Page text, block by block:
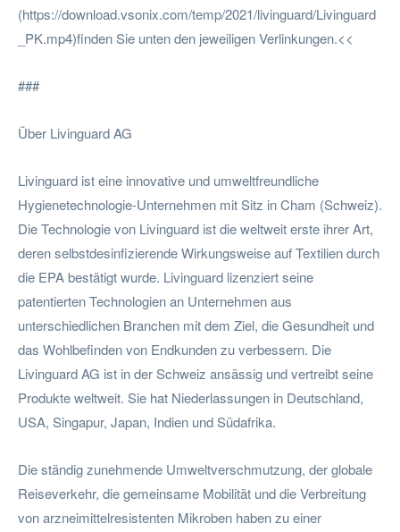
(https://download.vsonix.com/temp/2021/livinguard/Livinguard
_PK.mp4)finden Sie unten den jeweiligen Verlinkungen.<<
###
Über Livinguard AG
Livinguard ist eine innovative und umweltfreundliche
Hygienetechnologie-Unternehmen mit Sitz in Cham (Schweiz).
Die Technologie von Livinguard ist die weltweit erste ihrer Art,
deren selbstdesinfizierende Wirkungsweise auf Textilien durch
die EPA bestätigt wurde. Livinguard lizenziert seine
patentierten Technologien an Unternehmen aus
unterschiedlichen Branchen mit dem Ziel, die Gesundheit und
das Wohlbefinden von Endkunden zu verbessern. Die
Livinguard AG ist in der Schweiz ansässig und vertreibt seine
Produkte weltweit. Sie hat Niederlassungen in Deutschland,
USA, Singapur, Japan, Indien und Südafrika.
Die ständig zunehmende Umweltverschmutzung, der globale
Reiseverkehr, die gemeinsame Mobilität und die Verbreitung
von arzneimittelresistenten Mikroben haben zu einer